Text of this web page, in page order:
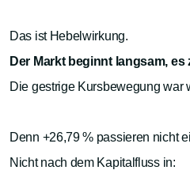
Das ist Hebelwirkung.
Der Markt beginnt langsam, es
Die gestrige Kursbewegung war
Denn +26,79 % passieren nicht
Nicht nach dem Kapitalfluss in: